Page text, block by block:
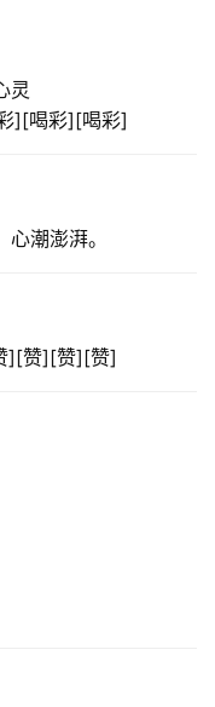
灵
][喝彩][喝彩]
潮澎湃。
][赞][赞][赞]